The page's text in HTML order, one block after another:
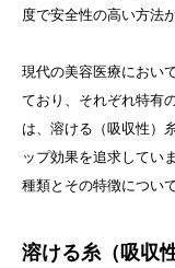
度で安全性の高い方法
現代の美容医療におい
ており、それぞれ特有
は、溶ける（吸収性）
ップ効果を追求してい
種類とその特徴につい
溶ける糸（吸収性